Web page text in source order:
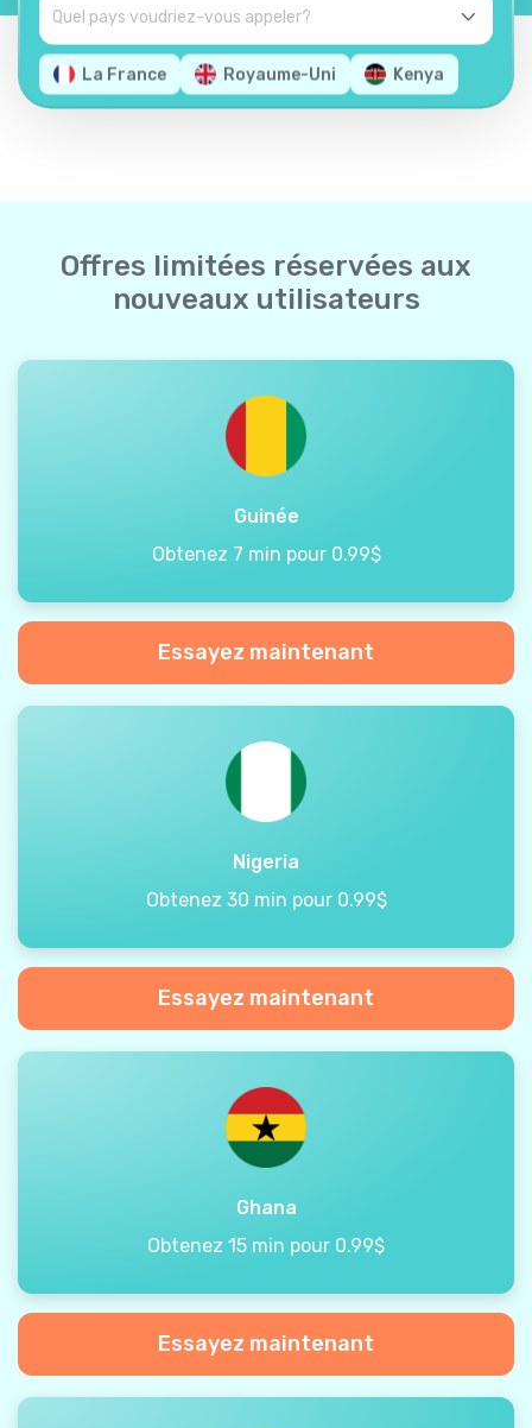
La France Royaume-Uni Kenya
Offres limitées réservées aux
nouveaux utilisateurs
Guinée
Obtenez 7 min pour 0.99$
Essayez maintenant
Nigeria
Obtenez 30 min pour 0.99$
Essayez maintenant
Ghana
Obtenez 15 min pour 0.99$
Essayez maintenant